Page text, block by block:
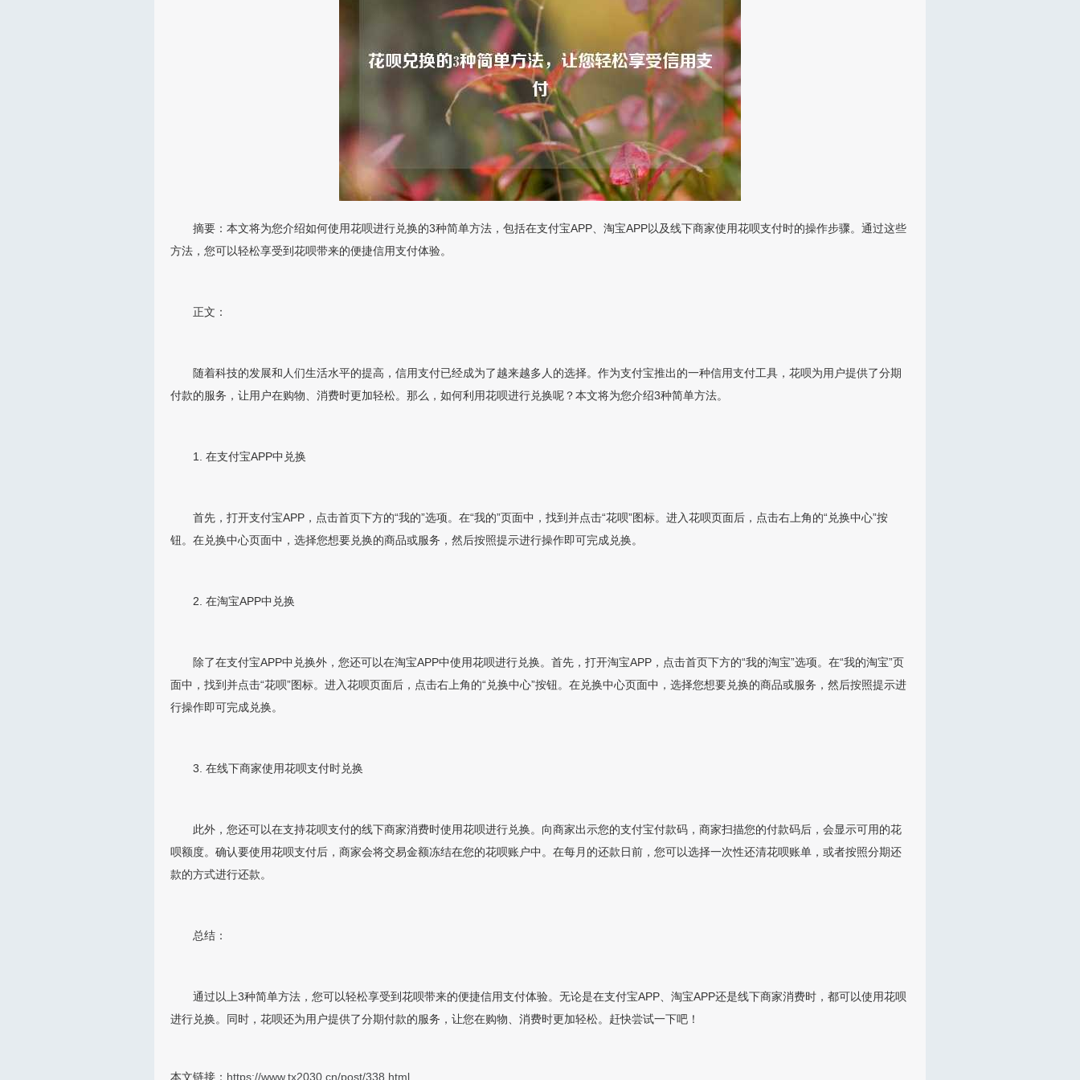
摘要：本文将为您介绍如何使用花呗进行兑换的3种简单方法，包括在支付宝APP、淘宝APP以及线下商家使用花呗支付时的操作步骤。通过这些
方法，您可以轻松享受到花呗带来的便捷信用支付体验。
正文：
随着科技的发展和人们生活水平的提高，信用支付已经成为了越来越多人的选择。作为支付宝推出的一种信用支付工具，花呗为用户提供了分期
付款的服务，让用户在购物、消费时更加轻松。那么，如何利用花呗进行兑换呢？本文将为您介绍3种简单方法。
1. 在支付宝APP中兑换
首先，打开支付宝APP，点击首页下方的“我的”选项。在“我的”页面中，找到并点击“花呗”图标。进入花呗页面后，点击右上角的“兑换中心”按
钮。在兑换中心页面中，选择您想要兑换的商品或服务，然后按照提示进行操作即可完成兑换。
2. 在淘宝APP中兑换
除了在支付宝APP中兑换外，您还可以在淘宝APP中使用花呗进行兑换。首先，打开淘宝APP，点击首页下方的“我的淘宝”选项。在“我的淘宝”页
面中，找到并点击“花呗”图标。进入花呗页面后，点击右上角的“兑换中心”按钮。在兑换中心页面中，选择您想要兑换的商品或服务，然后按照提示进
行操作即可完成兑换。
3. 在线下商家使用花呗支付时兑换
此外，您还可以在支持花呗支付的线下商家消费时使用花呗进行兑换。向商家出示您的支付宝付款码，商家扫描您的付款码后，会显示可用的花
呗额度。确认要使用花呗支付后，商家会将交易金额冻结在您的花呗账户中。在每月的还款日前，您可以选择一次性还清花呗账单，或者按照分期还
款的方式进行还款。
总结：
通过以上3种简单方法，您可以轻松享受到花呗带来的便捷信用支付体验。无论是在支付宝APP、淘宝APP还是线下商家消费时，都可以使用花呗
进行兑换。同时，花呗还为用户提供了分期付款的服务，让您在购物、消费时更加轻松。赶快尝试一下吧！
本文链接： https://www.tx2030.cn/post/338.html